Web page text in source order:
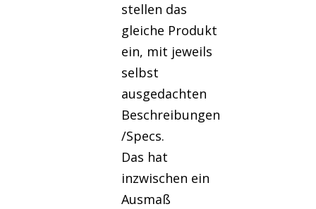
stellen das
gleiche Produkt
ein, mit jeweils
selbst
ausgedachten
Beschreibungen
/Specs.
Das hat
inzwischen ein
Ausmaß